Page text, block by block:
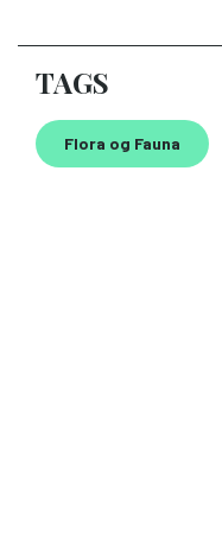
TAGS
Flora og Fauna